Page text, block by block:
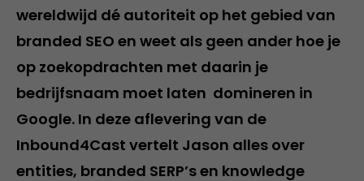
wereldwijd dé autoriteit op het gebied van
branded SEO en weet als geen ander hoe je
op zoekopdrachten met daarin je
bedrijfsnaam moet laten domineren in
Google. In deze aflevering van de
Inbound4Cast vertelt Jason alles over
entities, branded SERP’s en knowledge